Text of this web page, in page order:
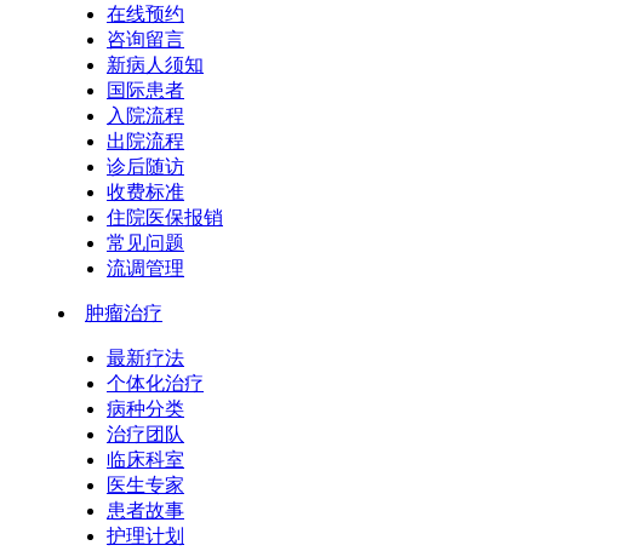
在线预约
咨询留言
新病人须知
国际患者
入院流程
出院流程
诊后随访
收费标准
住院医保报销
常见问题
流调管理
肿瘤治疗
最新疗法
个体化治疗
病种分类
治疗团队
临床科室
医生专家
患者故事
护理计划